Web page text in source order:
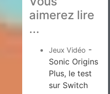
aimerez lire
...
Jeux Vidéo -
Sonic Origins
Plus, le test
sur Switch